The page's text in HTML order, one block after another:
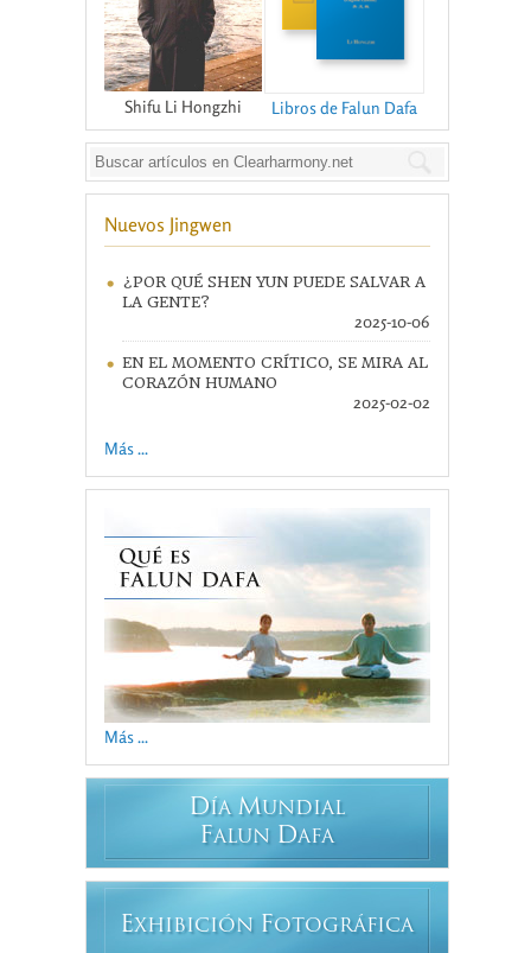
Shifu Li Hongzhi Libros de Falun Dafa
Nuevos Jingwen
¿POR QUÉ SHEN YUN PUEDE SALVAR A
LA GENTE?
2025-10-06
EN EL MOMENTO CRÍTICO, SE MIRA AL
CORAZÓN HUMANO
2025-02-02
Más ...
Más ...
DÍA MUNDIAL
FALUN DAFA
EXHIBICIÓN FOTOGRÁFICA